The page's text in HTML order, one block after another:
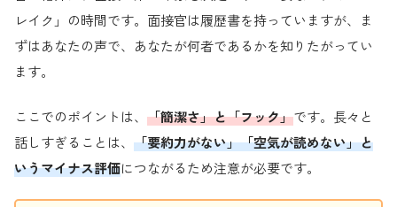
レイク」の時間です。面接官は履歴書を持っていますが、ま
ずはあなたの声で、あなたが何者であるかを知りたがってい
ます。
ここでのポイントは、 「簡潔さ」と「フック」です。長々と
話しすぎることは、 「要約力がない」「空気が読めない」と
いうマイナス評価につながるため注意が必要です。